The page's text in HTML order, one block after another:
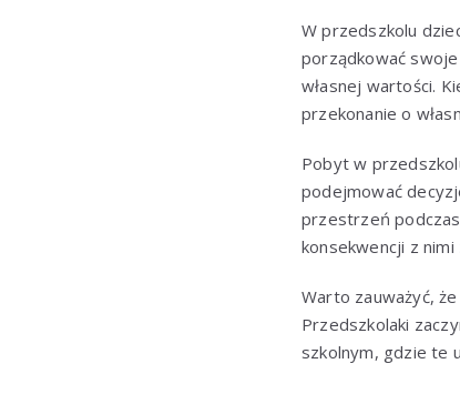
W przedszkolu
porządkować
własnej wartości.
przekonanie o
Pobyt w
podejmować
przestrzeń
konsekwencji z nimi
Warto zauważyć,
Przedszkolaki
szkolnym, gdzie te